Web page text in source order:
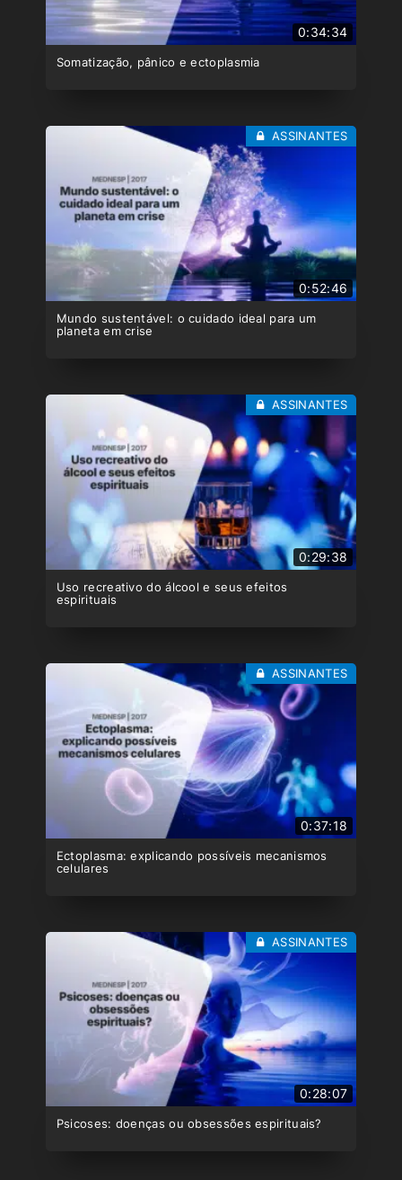
0:34:34
Somatização, pânico e ectoplasmia
0:52:46
Mundo sustentável: o cuidado ideal para um
planeta em crise
ASSINANTES
0:29:38
Uso recreativo do álcool e seus efeitos
espirituais
ASSINANTES
0:37:18
Ectoplasma: explicando possíveis mecanismos
celulares
ASSINANTES
0:28:07
Psicoses: doenças ou obsessões espirituais?
ASSINANTES